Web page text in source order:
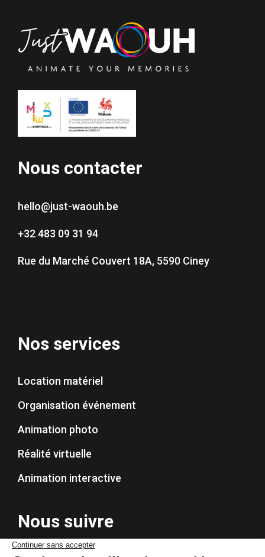
Nous contacter
hello@just-waouh.be
+32 483 09 31 94
Rue du Marché Couvert 18A, 5590 Ciney
Nos services
Location matériel
Organisation événement
Animation photo
Réalité virtuelle
Animation interactive
Nous suivre